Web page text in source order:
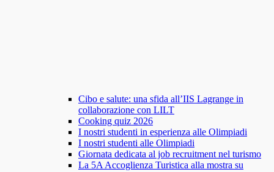
Cibo e salute: una sfida all’IIS Lagrange in
collaborazione con LILT
Cooking quiz 2026
I nostri studenti in esperienza alle Olimpiadi
I nostri studenti alle Olimpiadi
Giornata dedicata al job recruitment nel turismo
La 5A Accoglienza Turistica alla mostra su